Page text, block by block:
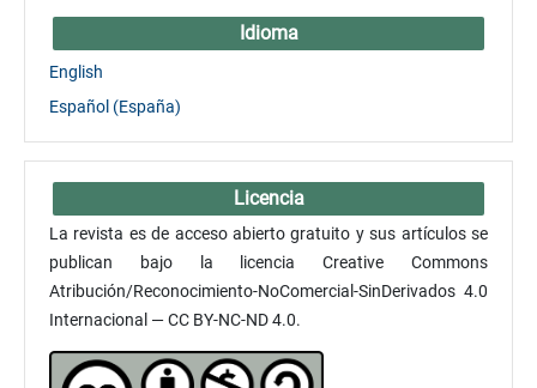
Idioma
English
Español (España)
Licencia
La revista es de acceso abierto gratuito y sus artículos se
publican bajo la licencia Creative Commons
Atribución/Reconocimiento-NoComercial-SinDerivados 4.0
Internacional — CC BY-NC-ND 4.0.